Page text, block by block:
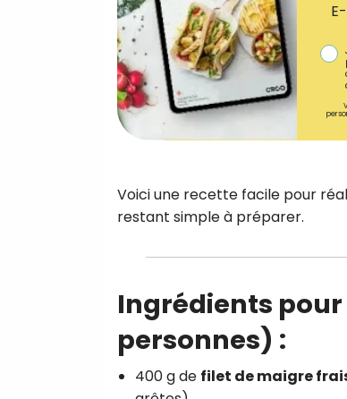
Voici une recette facile pour
restant simple à préparer.
Ingrédients
personnes) :
400 g de filet de maigre